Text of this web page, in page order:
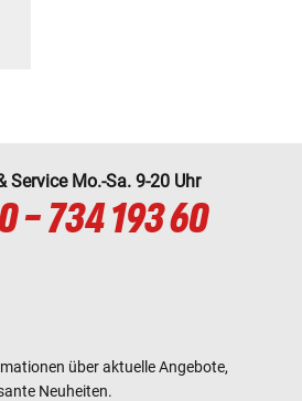
Service Mo.-Sa. 9-20 Uhr
- 734 193 60
über aktuelle Angebote,
Neuheiten.